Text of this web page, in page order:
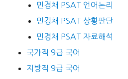
민경채 PSAT 언어논리
민경채 PSAT 상황판단
민경채 PSAT 자료해석
국가직 9급 국어
지방직 9급 국어